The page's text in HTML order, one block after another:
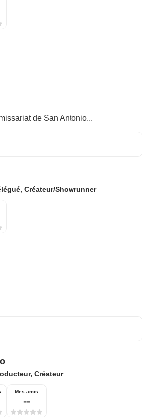
de San Antonio...
Créateur/Showrunner
Créateur
Mes amis
--